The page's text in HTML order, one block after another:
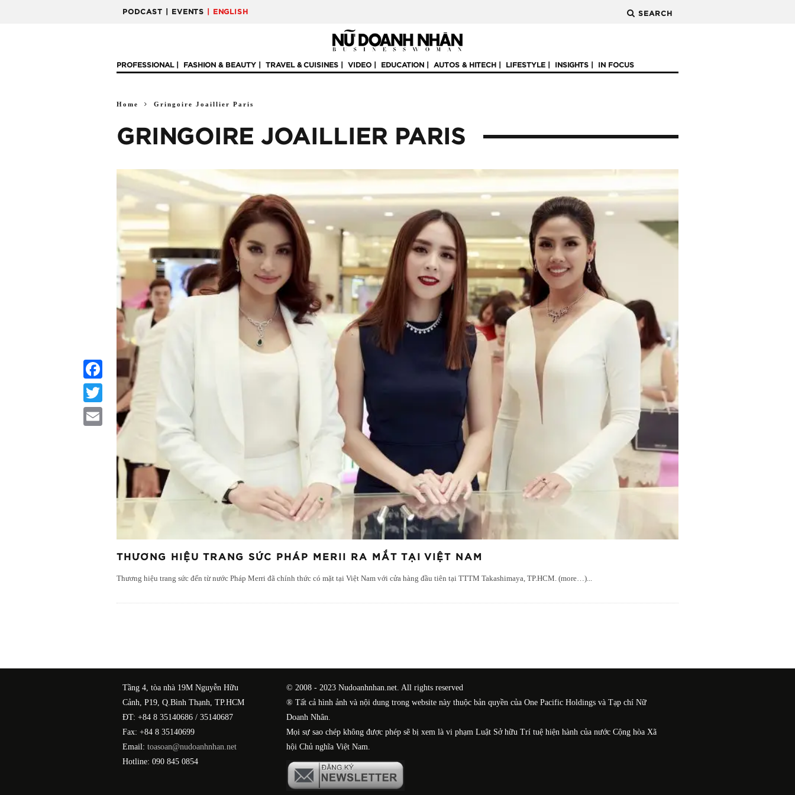
PODCAST | EVENTS | ENGLISH SEARCH
PROFESSIONAL FASHION & BEAUTY TRAVEL & CUISINES VIDEO EDUCATION AUTOS & HITECH LIFESTYLE INSIGHTS IN FOCUS
Home Gringoire Joaillier Paris
GRINGOIRE JOAILLIER PARIS
THƯƠNG HIỆU TRANG SỨC PHÁP MERII RA MẮT TẠI VIỆT NAM
Thương hiệu trang sức đến từ nước Pháp Merri đã chính thức có mặt tại Việt Nam với cửa hàng đầu tiên tại TTTM Takashimaya, TP.HCM. (more…)...
Facebook
Twitter
Tầng 4, tòa nhà 19M Nguyễn Hữu
Cảnh, P19, Q.Bình Thạnh, TP.HCM
ĐT: +84 8 35140686 / 35140687
Fax: +84 8 35140699
Email: toasoan@nudoanhnhan.net
Hotline: 090 845 0854
© 2008 - 2023 Nudoanhnhan.net. All rights reserved
® Tất cả hình ảnh và nội dung trong website này thuộc bản quyền của One Pacific Holdings và Tạp chí Nữ
Doanh Nhân.
Mọi sự sao chép không được phép sẽ bị xem là vi phạm Luật Sở hữu Trí tuệ hiện hành của nước Cộng hòa Xã
hội Chủ nghĩa Việt Nam.